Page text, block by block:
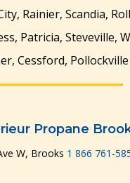
Rainier, Scandia,
Patricia, Steveville,
Cessford, Pollockville
Propane
W, Brooks 1 866 761-